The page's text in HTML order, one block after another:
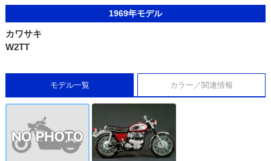
1969年モデル
カワサキ
W2TT
モデル一覧 カラー／関連情報